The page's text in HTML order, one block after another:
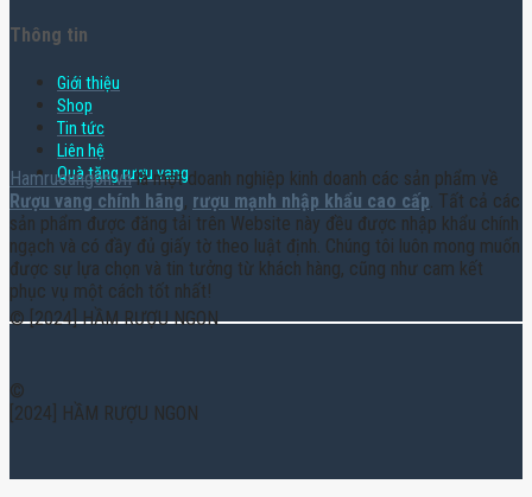
Thông tin
Giới thiệu
Shop
Tin tức
Liên hệ
Quà tặng rượu vang
Hamruoungon.vnlà một doanh nghiệp kinh doanh các sản phẩm về
Rượu vang chính hãng, rượu mạnh nhập khẩu cao cấp. Tất cả các
sản phẩm được đăng tải trên Website này đều được nhập khẩu chính
ngạch và có đầy đủ giấy tờ theo luật định. Chúng tôi luôn mong muốn
được sự lựa chọn và tin tưởng từ khách hàng, cũng như cam kết
phục vụ một cách tốt nhất!
© [2024] HẦM RƯỢU NGON
©
[2024] HẦM RƯỢU NGON